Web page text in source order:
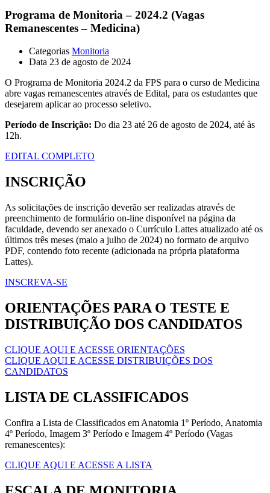
Programa de Monitoria – 2024.2 (Vagas
Remanescentes – Medicina)
Categorias Monitoria
Data 23 de agosto de 2024
O Programa de Monitoria 2024.2 da FPS para o curso de Medicina
abre vagas remanescentes através de Edital, para os estudantes que
desejarem aplicar ao processo seletivo.
Período de Inscrição: Do dia 23 até 26 de agosto de 2024, até às
12h.
EDITAL COMPLETO
INSCRIÇÃO
As solicitações de inscrição deverão ser realizadas através de
preenchimento de formulário on-line disponível na página da
faculdade, devendo ser anexado o Currículo Lattes atualizado até os
últimos três meses (maio a julho de 2024) no formato de arquivo
PDF, contendo foto recente (adicionada na própria plataforma
Lattes).
INSCREVA-SE
ORIENTAÇÕES PARA O TESTE E
DISTRIBUIÇÃO DOS CANDIDATOS
CLIQUE AQUI E ACESSE ORIENTAÇÕES
CLIQUE AQUI E ACESSE DISTRIBUIÇÕES DOS
CANDIDATOS
LISTA DE CLASSIFICADOS
Confira a Lista de Classificados em Anatomia 1º Período, Anatomia
4º Período, Imagem 3º Período e Imagem 4º Período (Vagas
remanescentes):
CLIQUE AQUI E ACESSE A LISTA